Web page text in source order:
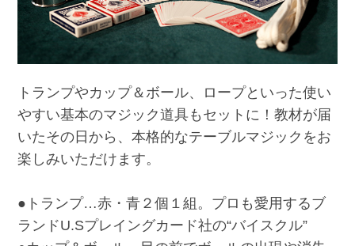
トランプやカップ＆ボール、ロープといった使い
やすい基本のマジック道具もセットに！教材が届
いたその日から、本格的なテーブルマジックをお
楽しみいただけます。
●トランプ…赤・青２個１組。プロも愛用するブ
ランドU.Sプレイングカード社の“バイスクル”